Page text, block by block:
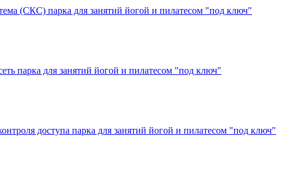
(СКС) парка для занятий йогой и пилатесом "под ключ"
парка для занятий йогой и пилатесом "под ключ"
доступа парка для занятий йогой и пилатесом "под ключ"